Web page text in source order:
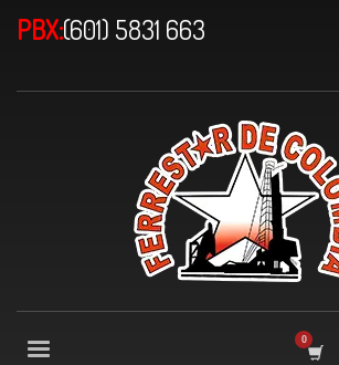
PBX:(601) 5831 663